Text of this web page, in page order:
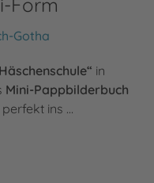
Gotha
in
Mini-Pappbilderbuch
ins …